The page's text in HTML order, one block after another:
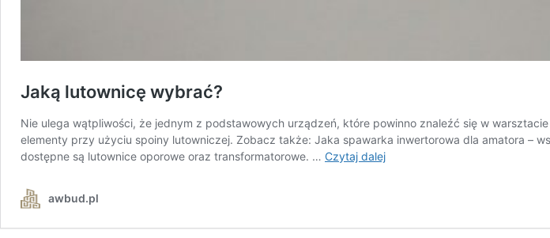
Jaką lutownicę wybrać?
Nie ulega wątpliwości, że jednym z podstawowych urządzeń, które powinno znaleźć się w
elementy przy użyciu spoiny lutowniczej. Zobacz także: Jaka spawarka inwertorowa dla amatora –
dostępne są lutownice oporowe oraz transformatorowe. … Czytaj dalejJaką
awbud.pl